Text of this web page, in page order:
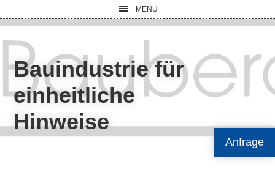
Anfrage
MENU
Bauindustrie für
einheitliche
Hinweise